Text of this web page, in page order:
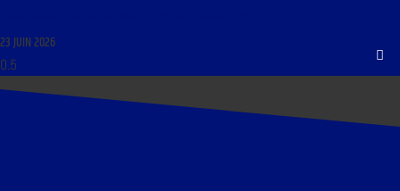
23 JUIN 2026